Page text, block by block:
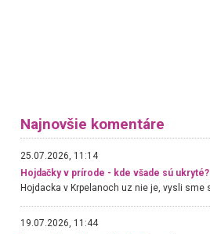
Najnovšie komentáre
25.07.2026, 11:14
Hojdačky v prírode - kde všade sú ukryté?
19.07.2026, 11:44